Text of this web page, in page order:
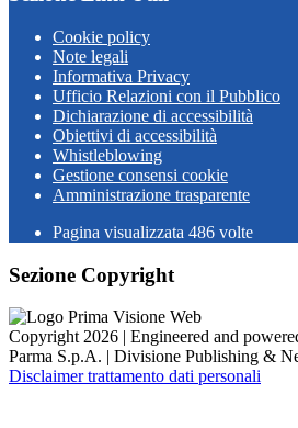
Cookie policy
Note legali
Informativa Privacy
Ufficio Relazioni con il Pubblico
Dichiarazione di accessibilità
Obiettivi di accessibilità
Whistleblowing
Gestione consensi cookie
Amministrazione trasparente
Pagina visualizzata 486 volte
Sezione Copyright
Copyright 2026 | Engineered and
Parma S.p.A. | Divisione Publishing &
Disclaimer trattamento dati personali